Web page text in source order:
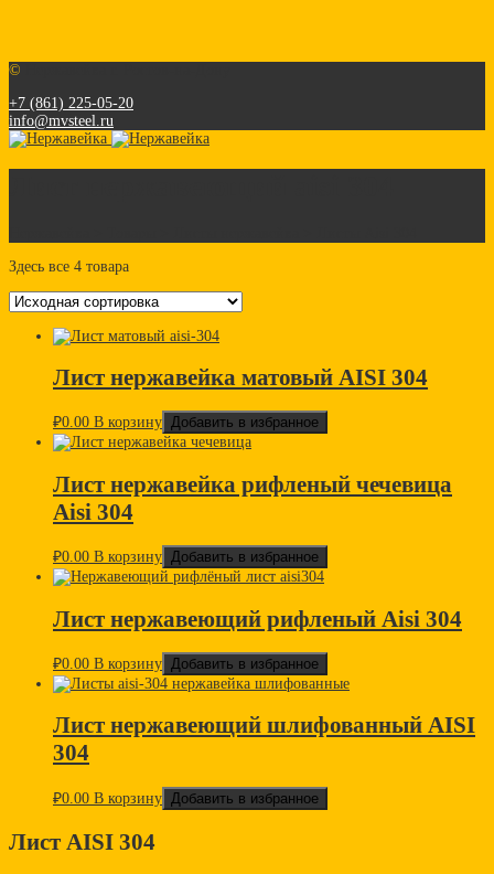
©
+7 (861) 225-05-20
info@mvsteel.ru
Здесь все 4 товара
Лист нержавейка матовый AISI 304
₽0.00 В корзину Добавить в избранное
Лист нержавейка рифленый чечевица
Aisi 304
₽0.00 В корзину Добавить в избранное
Лист нержавеющий рифленый Aisi 304
₽0.00 В корзину Добавить в избранное
Лист нержавеющий шлифованный AISI
304
₽0.00 В корзину Добавить в избранное
Лист AISI 304